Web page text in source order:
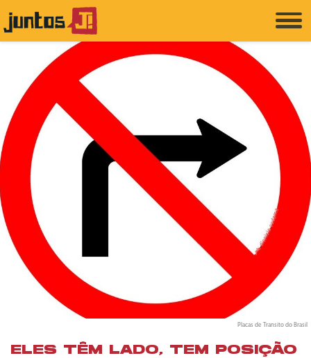
Placas de Transito do Brasil
ELES TÊM LADO, TEM POSIÇÃO